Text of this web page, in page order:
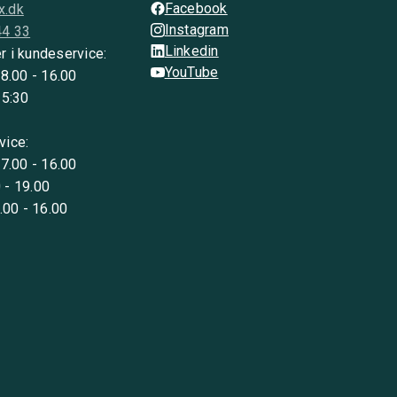
33
i kundeservice:
- 16.00
- 16.00
- 19.00
- 16.00
Facebook
Instagram
Linkedin
YouTube